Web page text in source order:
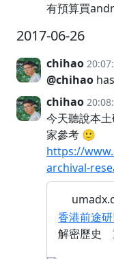
有預算買
2017-06-26
chihao
@chihao
chihao
今天聽說本
家參考 🙂
https://
archival-
香港前途
解密歷史